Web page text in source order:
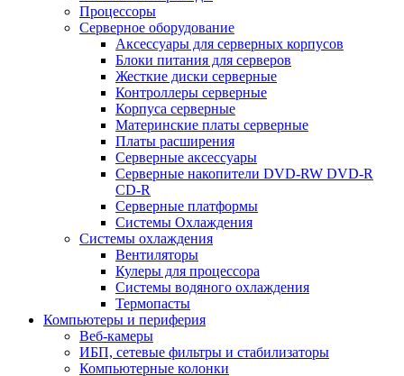
Процессоры
Серверное оборудование
Аксессуары для серверных корпусов
Блоки питания для серверов
Жесткие диски серверные
Контроллеры серверные
Корпуса серверные
Материнские платы серверные
Платы расширения
Серверные аксессуары
Серверные накопители DVD-RW DVD-R
CD-R
Серверные платформы
Системы Охлаждения
Системы охлаждения
Вентиляторы
Кулеры для процессора
Системы водяного охлаждения
Термопасты
Компьютеры и периферия
Веб-камеры
ИБП, сетевые фильтры и стабилизаторы
Компьютерные колонки